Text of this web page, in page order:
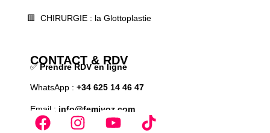
🟥 CHIRURGIE : la Glottoplastie
CONTACT & RDV
✅ Prendre RDV en ligne
WhatsApp : +34 625 14 46 47
Email : info@femivoz.com